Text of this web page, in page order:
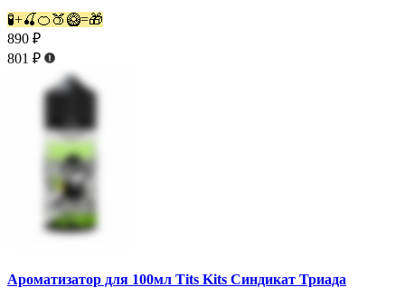
🧪+🍒🍊🍑🥝=🎁
890 ₽
801 ₽
Ароматизатор для 100мл Tits Kits Синдикат Триада